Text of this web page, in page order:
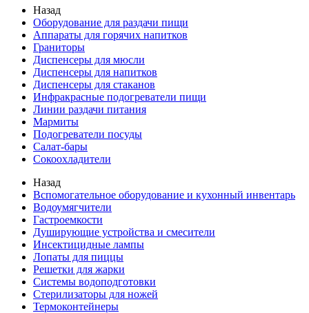
Назад
Оборудование для раздачи пищи
Аппараты для горячих напитков
Граниторы
Диспенсеры для мюсли
Диспенсеры для напитков
Диспенсеры для стаканов
Инфракрасные подогреватели пищи
Линии раздачи питания
Мармиты
Подогреватели посуды
Салат-бары
Сокоохладители
Назад
Вспомогательное оборудование и кухонный инвентарь
Водоумягчители
Гастроемкости
Душирующие устройства и смесители
Инсектицидные лампы
Лопаты для пиццы
Решетки для жарки
Системы водоподготовки
Стерилизаторы для ножей
Термоконтейнеры